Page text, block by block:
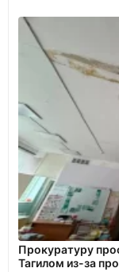
Прокуратуру
Тагилом из-за